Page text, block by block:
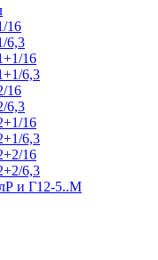
16
6,3
16
6,3
16
6,3
16
6,3
16
6,3
и Г12-5..М